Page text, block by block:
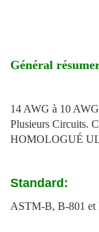
Général
14 AWG à 10
Plusieurs Circuits.
HOMOLOGUÉ
Standard:
ASTM-B, B-801 et